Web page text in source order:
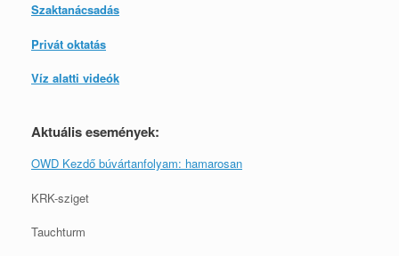
Szaktanácsadás
Privát oktatás
Víz alatti videók
Aktuális események:
OWD Kezdő búvártanfolyam: hamarosan
KRK-sziget
Tauchturm